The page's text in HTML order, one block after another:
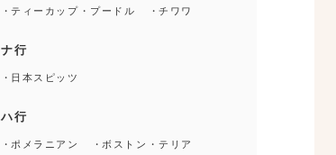
ティーカップ・プードル
チワワ
ナ行
日本スピッツ
ハ行
ポメラニアン
ボストン・テリア